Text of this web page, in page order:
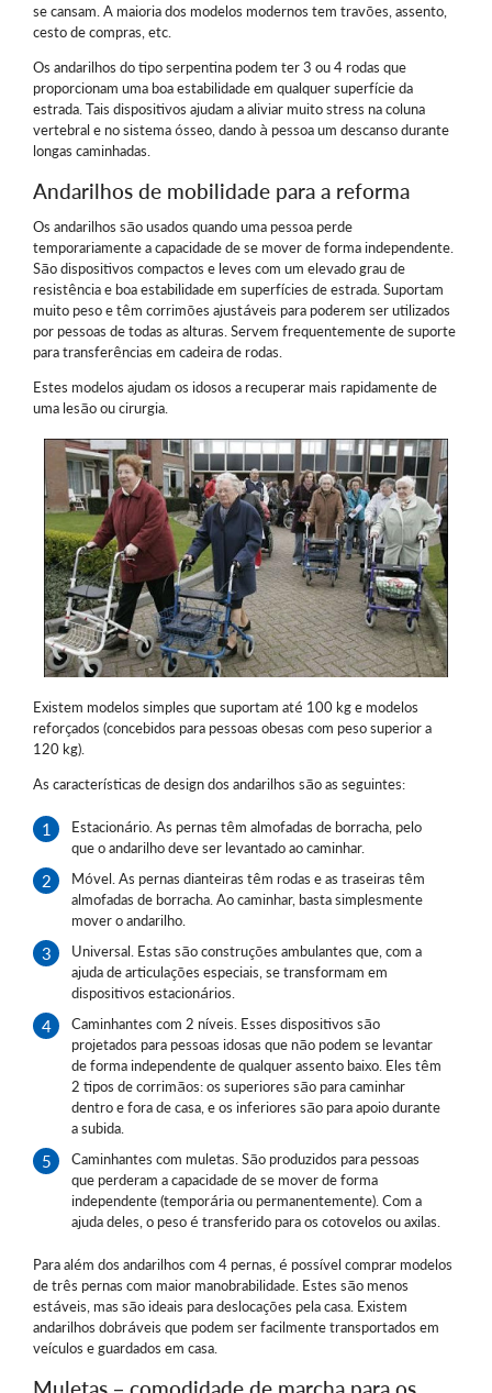
se cansam. A maioria dos modelos modernos tem travões, assento,
cesto de compras, etc.
Os andarilhos do tipo serpentina podem ter 3 ou 4 rodas que
proporcionam uma boa estabilidade em qualquer superfície da
estrada. Tais dispositivos ajudam a aliviar muito stress na coluna
vertebral e no sistema ósseo, dando à pessoa um descanso durante
longas caminhadas.
Andarilhos de mobilidade para a reforma
Os andarilhos são usados quando uma pessoa perde
temporariamente a capacidade de se mover de forma independente.
São dispositivos compactos e leves com um elevado grau de
resistência e boa estabilidade em superfícies de estrada. Suportam
muito peso e têm corrimões ajustáveis para poderem ser utilizados
por pessoas de todas as alturas. Servem frequentemente de suporte
para transferências em cadeira de rodas.
Estes modelos ajudam os idosos a recuperar mais rapidamente de
uma lesão ou cirurgia.
Existem modelos simples que suportam até 100 kg e modelos
reforçados (concebidos para pessoas obesas com peso superior a
120 kg).
As características de design dos andarilhos são as seguintes:
Estacionário. As pernas têm almofadas de borracha, pelo
que o andarilho deve ser levantado ao caminhar.
Móvel. As pernas dianteiras têm rodas e as traseiras têm
almofadas de borracha. Ao caminhar, basta simplesmente
mover o andarilho.
Universal. Estas são construções ambulantes que, com a
ajuda de articulações especiais, se transformam em
dispositivos estacionários.
Caminhantes com 2 níveis. Esses dispositivos são
projetados para pessoas idosas que não podem se levantar
de forma independente de qualquer assento baixo. Eles têm
2 tipos de corrimãos: os superiores são para caminhar
dentro e fora de casa, e os inferiores são para apoio durante
a subida.
Caminhantes com muletas. São produzidos para pessoas
que perderam a capacidade de se mover de forma
independente (temporária ou permanentemente). Com a
ajuda deles, o peso é transferido para os cotovelos ou axilas.
Para além dos andarilhos com 4 pernas, é possível comprar modelos
de três pernas com maior manobrabilidade. Estes são menos
estáveis, mas são ideais para deslocações pela casa. Existem
andarilhos dobráveis que podem ser facilmente transportados em
veículos e guardados em casa.